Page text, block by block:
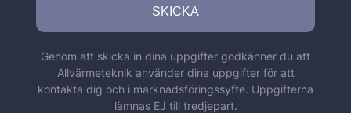
Genom att skicka in dina uppgifter godkänner du att
Allvärmeteknik använder dina uppgifter för att
kontakta dig och i marknadsföringssyfte. Uppgifterna
lämnas EJ till tredjepart.